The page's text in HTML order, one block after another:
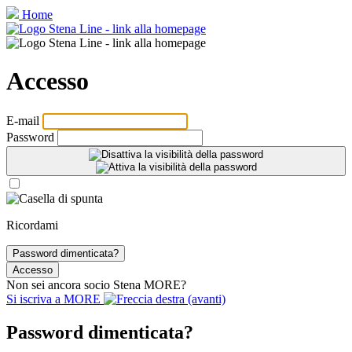
Home
Accesso
E‑mail
Password
Ricordami
Password dimenticata?
Accesso
Non sei ancora socio Stena MORE?
Si iscriva a MORE
Password dimenticata?